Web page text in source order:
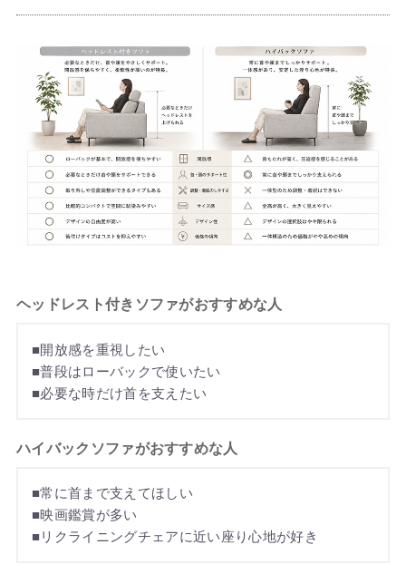
ヘッドレスト付きソファがおすすめな人
■開放感を重視したい
■普段はローバックで使いたい
■必要な時だけ首を支えたい
ハイバックソファがおすすめな人
■常に首まで支えてほしい
■映画鑑賞が多い
■リクライニングチェアに近い座り心地が好き